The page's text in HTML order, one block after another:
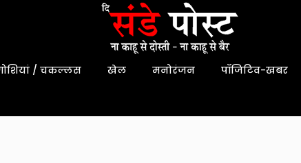
/ चकल्लस खेल मनोरंजन पॉजिटिव-खबर